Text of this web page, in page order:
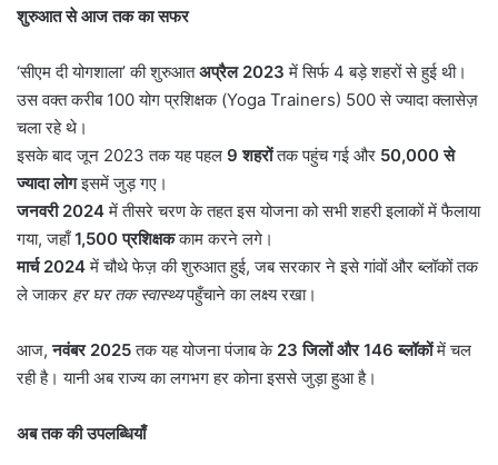
शुरुआत से आज तक का सफर
‘सीएम दी योगशाला’ की शुरुआतअप्रैल 2023 में सिर्फ 4 बड़े शहरों से हुई थी।
उस वक्त करीब 100 योग प्रशिक्षक (Yoga Trainers) 500 से ज्यादा क्लासेज़
चला रहे थे।
इसके बाद जून 2023 तक यह पहल 9शहरोंतक पहुंच गई और 50,000से
ज्यादा लोगइसमें जुड़ गए।
जनवरी2024में तीसरे चरण के तहत इस योजना को सभी शहरी इलाकों में फैलाया
गया, जहाँ1,500प्रशिक्षककाम करने लगे।
मार्च 2024में चौथे फेज़ की शुरुआत हुई, जब सरकार ने इसे गांवों और ब्लॉकों तक
ले जाकर हर घर तक स्वास्थ्यपहुँचाने का लक्ष्य रखा।
आज,नवंबर 2025तक यह योजना पंजाब के 23जिलों और146ब्लॉकोंमें चल
रही है। यानी अब राज्य का लगभग हर कोना इससे जुड़ा हुआ है।
अब तक की उपलब्धियाँ